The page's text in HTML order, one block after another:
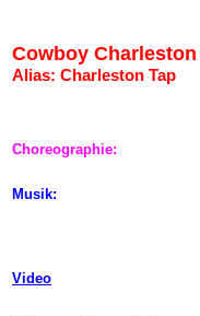
Cowboy Charleston
Alias: Charleston Tap
Choreographie:
Musik:
Video